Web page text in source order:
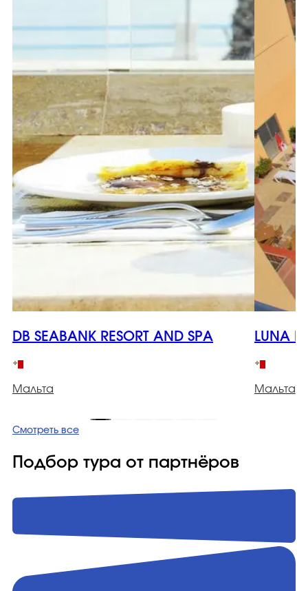
DB SEABANK RESORT AND SPA
Мальта
LUNA
Мальта
Смотреть все
Подбор тура от партнёров